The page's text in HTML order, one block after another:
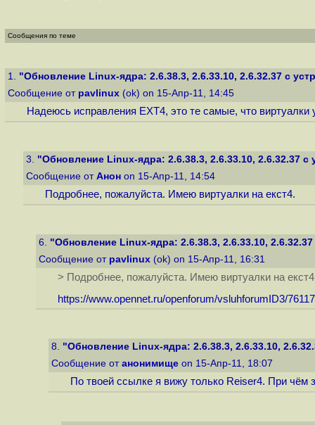
Сообщения по теме
1. "Обновление Linux-ядра: 2.6.38.3, 2.6.33.10, 2.6.32.37 с
Сообщение от pavlinux (ok) on 15-Апр-11, 14:45
Надеюсь исправления EXT4, это те самые, что виртуалки
3. "Обновление Linux-ядра: 2.6.38.3, 2.6.33.10, 2.6.32.37 с
Сообщение от Анон on 15-Апр-11, 14:54
Подробнее, пожалуйста. Имею виртуалки на екст4.
6. "Обновление Linux-ядра: 2.6.38.3, 2.6.33.10, 2.6.32.37
Сообщение от pavlinux (ok) on 15-Апр-11, 16:31
> Подробнее, пожалуйста. Имею виртуалки на
https://www.opennet.ru/openforum/vsluhforumID3/
8. "Обновление Linux-ядра: 2.6.38.3, 2.6.33.10,
Сообщение от анонимище on 15-Апр-11, 18:07
По твоей ссылке я вижу только Reiser4. При чём